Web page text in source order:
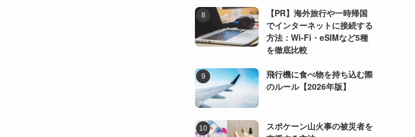
【PR】海外旅行や一時帰国
でインターネットに接続する
方法：Wi-Fi・eSIMなど5種
を徹底比較
飛行機に食べ物を持ち込む際
のルール【2026年版】
スポケーン山火事の被災者を